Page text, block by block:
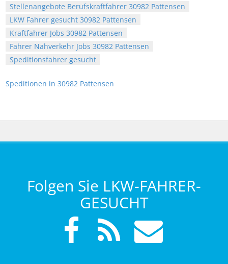
Stellenangebote Berufskraftfahrer 30982 Pattensen
LKW Fahrer gesucht 30982 Pattensen
Kraftfahrer Jobs 30982 Pattensen
Fahrer Nahverkehr Jobs 30982 Pattensen
Speditionsfahrer gesucht
Speditionen in 30982 Pattensen
Folgen Sie LKW-FAHRER-
GESUCHT